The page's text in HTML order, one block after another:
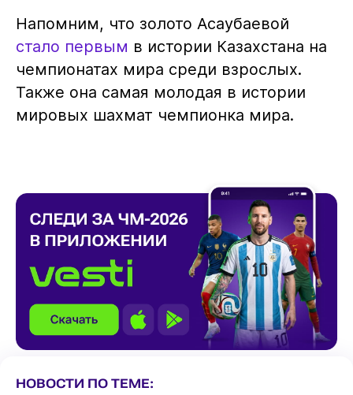
Напомним, что золото Асаубаевой
стало первым в истории Казахстана на
чемпионатах мира среди взрослых.
Также она самая молодая в истории
мировых шахмат чемпионка мира.
НОВОСТИ ПО ТЕМЕ: